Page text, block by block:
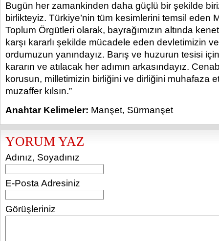
Bugün her zamankinden daha güçlü bir şekilde
birlikteyiz. Türkiye’nin tüm kesimlerini temsil eden
Toplum Örgütleri olarak, bayrağımızın altında
karşı kararlı şekilde mücadele eden devletimizin
ordumuzun yanındayız. Barış ve huzurun tesisi
kararın ve atılacak her adımın arkasındayız.
korusun, milletimizin birliğini ve dirliğini muhafaza
muzaffer kılsın.”
Anahtar Kelimeler: Manşet, Sürmanşet
YORUM YAZ
Adınız, Soyadınız
E-Posta Adresiniz
Görüşleriniz